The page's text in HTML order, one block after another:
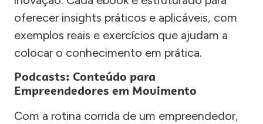
oferecer insights práticos e aplicáveis, com
exemplos reais e exercícios que ajudam a
colocar o conhecimento em prática.
Podcasts: Conteúdo para
Empreendedores em Movimento
Com a rotina corrida de um empreendedor,